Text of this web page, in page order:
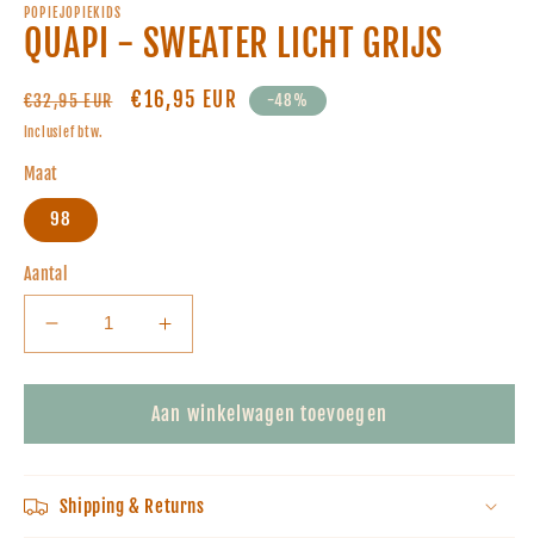
POPIEJOPIEKIDS
QUAPI - SWEATER LICHT GRIJS
Normale
prijs
€32,95 EUR Aanbiedingsprijs
€16,95 EUR -48%
Inclusief btw.
Maat
98
Aantal
Aantal
verlagen
voor
-
LICHT
GRIJS
Aantal
verhogen
voor
QUAPI
-
GRIJS
Aan winkelwagen toevoegen
Shipping & Returns